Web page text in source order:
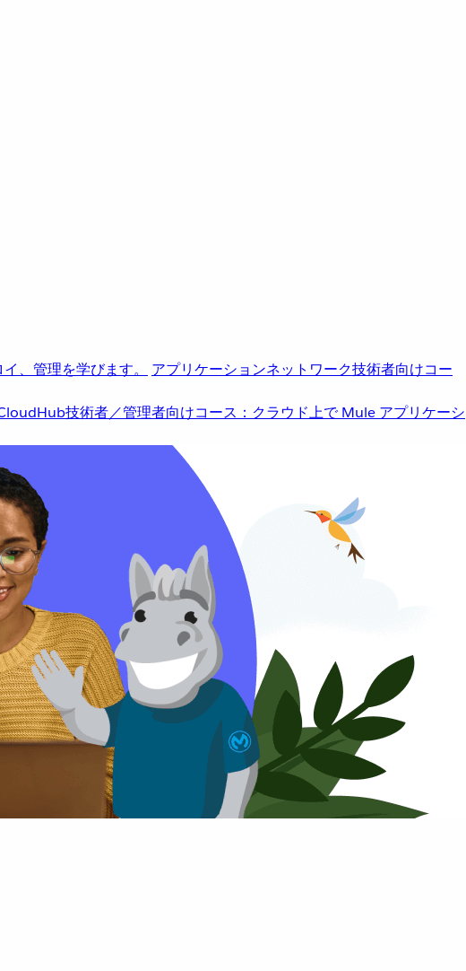
、管理を学びます。 アプリケーションネットワーク技術者向けコー
技術者／管理者向けコース：クラウド上で Mule アプリケーシ